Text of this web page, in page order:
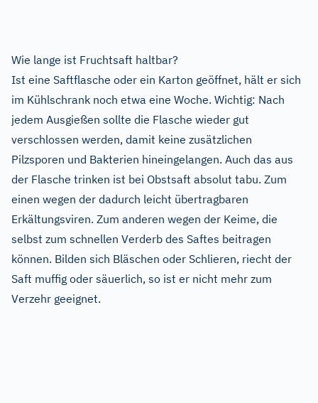
Wie lange ist Fruchtsaft haltbar?
Ist eine Saftflasche oder ein Karton geöffnet, hält er sich
im Kühlschrank noch etwa eine Woche. Wichtig: Nach
jedem Ausgießen sollte die Flasche wieder gut
verschlossen werden, damit keine zusätzlichen
Pilzsporen und Bakterien hineingelangen. Auch das aus
der Flasche trinken ist bei Obstsaft absolut tabu. Zum
einen wegen der dadurch leicht übertragbaren
Erkältungsviren. Zum anderen wegen der Keime, die
selbst zum schnellen Verderb des Saftes beitragen
können. Bilden sich Bläschen oder Schlieren, riecht der
Saft muffig oder säuerlich, so ist er nicht mehr zum
Verzehr geeignet.